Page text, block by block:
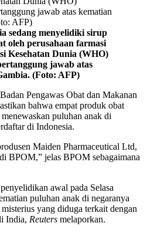
sedang menyelidiki sirup
oleh perusahaan farmasi
Kesehatan Dunia (WHO)
jawab atas
(Foto: AFP)
Pengawas Obat dan Makanan
bahwa empat produk obat
puluhan anak di
di Indonesia.
Maiden Pharmaceutical Ltd,
BPOM,” jelas BPOM sebagaimana
awal pada Selasa
puluhan anak di negaranya
yang diduga terkait dengan
India, Reuters melaporkan.